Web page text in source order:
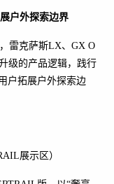
户外探索边界
雷克萨斯LX、GX O
级的产品逻辑，践行
户拓展户外探索边
展示区）